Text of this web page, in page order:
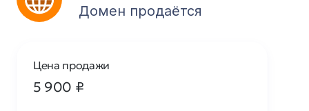
Домен продаётся
Цена продажи
5 900 ₽